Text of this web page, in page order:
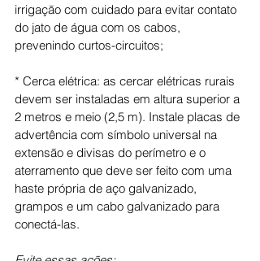
irrigação com cuidado para evitar contato
do jato de água com os cabos,
prevenindo curtos-circuitos;
* Cerca elétrica: as cercar elétricas rurais
devem ser instaladas em altura superior a
2 metros e meio (2,5 m). Instale placas de
advertência com símbolo universal na
extensão e divisas do perímetro e o
aterramento que deve ser feito com uma
haste própria de aço galvanizado,
grampos e um cabo galvanizado para
conectá-las.